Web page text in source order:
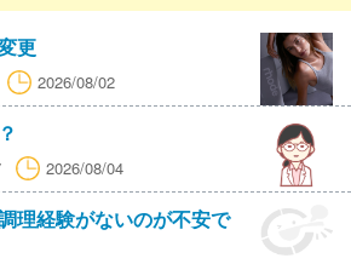
更
2026/08/02
2026/08/04
理経験がないのが不安で